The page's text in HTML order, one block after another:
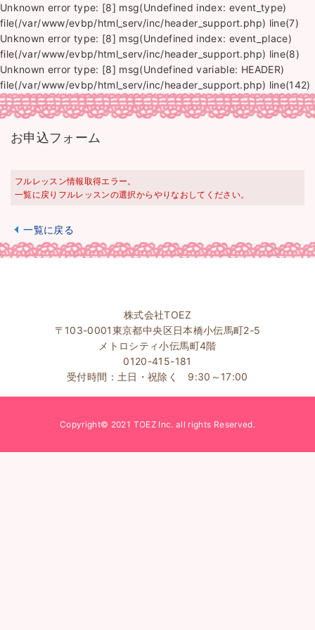
Unknown error type: [8] msg(Undefined index: event_type)
file(/var/www/evbp/html_serv/inc/header_support.php) line(7)
Unknown error type: [8] msg(Undefined index: event_place)
file(/var/www/evbp/html_serv/inc/header_support.php) line(8)
Unknown error type: [8] msg(Undefined variable: HEADER)
file(/var/www/evbp/html_serv/inc/header_support.php) line(142)
お申込フォーム
フルレッスン情報取得エラー。
一覧に戻りフルレッスンの選択からやりなおしてください。
一覧に戻る
株式会社TOEZ
〒103-0001東京都中央区日本橋小伝馬町2-5
メトロシティ小伝馬町4階
0120-415-181
受付時間：土日・祝除く 9:30～17:00
Copyright© 2021 TOEZ Inc. all rights Reserved.